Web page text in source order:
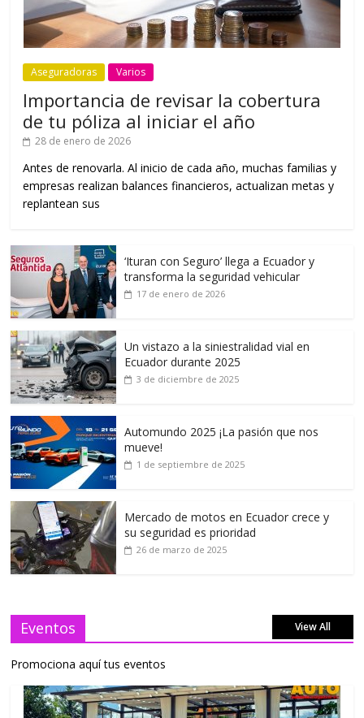
Aseguradoras Varios
Importancia de revisar la cobertura
de tu póliza al iniciar el año
28 de enero de 2026
Antes de renovarla. Al inicio de cada año, muchas familias y
empresas realizan balances financieros, actualizan metas y
replantean sus
‘Ituran con Seguro’ llega a Ecuador y
transforma la seguridad vehicular
17 de enero de 2026
Un vistazo a la siniestralidad vial en
Ecuador durante 2025
3 de diciembre de 2025
Automundo 2025 ¡La pasión que nos
mueve!
1 de septiembre de 2025
Mercado de motos en Ecuador crece y
su seguridad es prioridad
26 de marzo de 2025
Eventos View All
Promociona aquí tus eventos